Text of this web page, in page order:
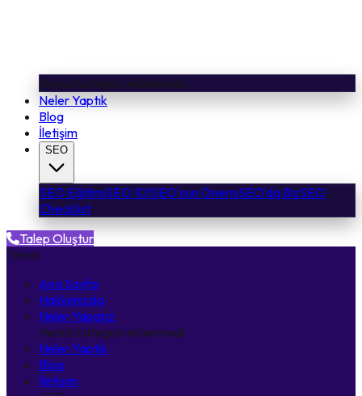
Henüz kategori eklenmedi
Neler Yaptık
Blog
İletişim
SEO
SEO EğitimiSEO 101SEO'nun ÖnemiSEO'da BizSEO
Checklist
Talep Oluştur
Tema:
Ana Sayfa
Hakkımızda
Neler Yaparız
Henüz kategori eklenmedi
Neler Yaptık
Blog
İletişim